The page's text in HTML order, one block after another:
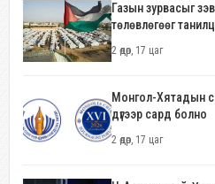
Газын зурвасыг
төлөвлөгөөг
2 өдөр, 17 цаг
Монгол-Хятадын
дүгээр сард болно
2 өдөр, 17 цаг